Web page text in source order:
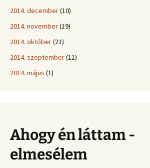
2014. december(10)
2014. november(19)
2014. október(21)
2014. szeptember(11)
2014. május (1)
Ahogy én láttam -
elmesélem